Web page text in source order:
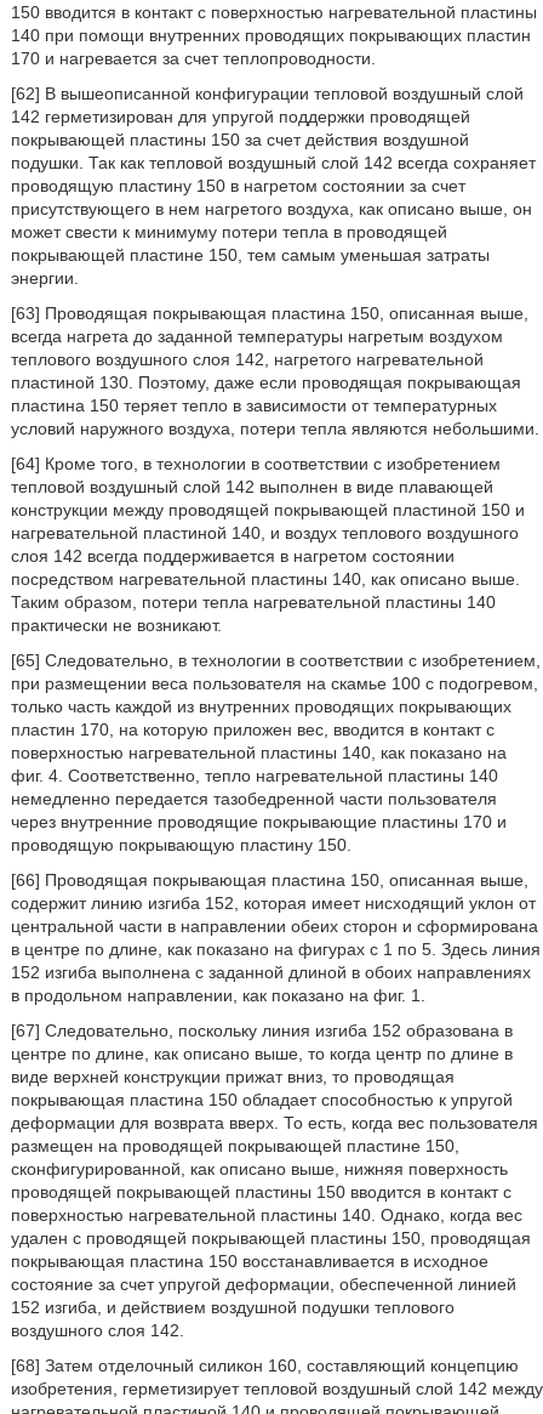
150 вводится в контакт с поверхностью нагревательной пластины
140 при помощи внутренних проводящих покрывающих пластин
170 и нагревается за счет теплопроводности.
[62] В вышеописанной конфигурации тепловой воздушный слой
142 герметизирован для упругой поддержки проводящей
покрывающей пластины 150 за счет действия воздушной
подушки. Так как тепловой воздушный слой 142 всегда сохраняет
проводящую пластину 150 в нагретом состоянии за счет
присутствующего в нем нагретого воздуха, как описано выше, он
может свести к минимуму потери тепла в проводящей
покрывающей пластине 150, тем самым уменьшая затраты
энергии.
[63] Проводящая покрывающая пластина 150, описанная выше,
всегда нагрета до заданной температуры нагретым воздухом
теплового воздушного слоя 142, нагретого нагревательной
пластиной 130. Поэтому, даже если проводящая покрывающая
пластина 150 теряет тепло в зависимости от температурных
условий наружного воздуха, потери тепла являются небольшими.
[64] Кроме того, в технологии в соответствии с изобретением
тепловой воздушный слой 142 выполнен в виде плавающей
конструкции между проводящей покрывающей пластиной 150 и
нагревательной пластиной 140, и воздух теплового воздушного
слоя 142 всегда поддерживается в нагретом состоянии
посредством нагревательной пластины 140, как описано выше.
Таким образом, потери тепла нагревательной пластины 140
практически не возникают.
[65] Следовательно, в технологии в соответствии с изобретением,
при размещении веса пользователя на скамье 100 с подогревом,
только часть каждой из внутренних проводящих покрывающих
пластин 170, на которую приложен вес, вводится в контакт с
поверхностью нагревательной пластины 140, как показано на
фиг. 4. Соответственно, тепло нагревательной пластины 140
немедленно передается тазобедренной части пользователя
через внутренние проводящие покрывающие пластины 170 и
проводящую покрывающую пластину 150.
[66] Проводящая покрывающая пластина 150, описанная выше,
содержит линию изгиба 152, которая имеет нисходящий уклон от
центральной части в направлении обеих сторон и сформирована
в центре по длине, как показано на фигурах с 1 по 5. Здесь линия
152 изгиба выполнена с заданной длиной в обоих направлениях
в продольном направлении, как показано на фиг. 1.
[67] Следовательно, поскольку линия изгиба 152 образована в
центре по длине, как описано выше, то когда центр по длине в
виде верхней конструкции прижат вниз, то проводящая
покрывающая пластина 150 обладает способностью к упругой
деформации для возврата вверх. То есть, когда вес пользователя
размещен на проводящей покрывающей пластине 150,
сконфигурированной, как описано выше, нижняя поверхность
проводящей покрывающей пластины 150 вводится в контакт с
поверхностью нагревательной пластины 140. Однако, когда вес
удален с проводящей покрывающей пластины 150, проводящая
покрывающая пластина 150 восстанавливается в исходное
состояние за счет упругой деформации, обеспеченной линией
152 изгиба, и действием воздушной подушки теплового
воздушного слоя 142.
[68] Затем отделочный силикон 160, составляющий концепцию
изобретения, герметизирует тепловой воздушный слой 142 между